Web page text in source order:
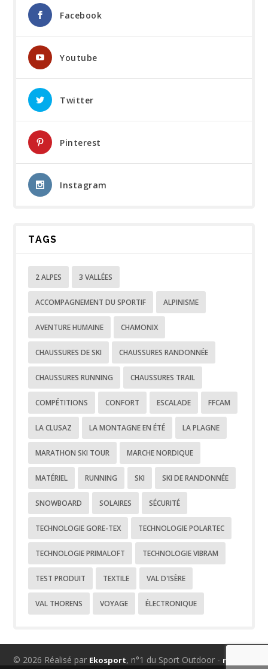
Facebook
Youtube
Twitter
Pinterest
Instagram
TAGS
2 ALPES 3 VALLÉES
ACCOMPAGNEMENT DU SPORTIF ALPINISME
AVENTURE HUMAINE CHAMONIX
CHAUSSURES DE SKI CHAUSSURES RANDONNÉE
CHAUSSURES RUNNING CHAUSSURES TRAIL
COMPÉTITIONS CONFORT ESCALADE FFCAM
LA CLUSAZ LA MONTAGNE EN ÉTÉ LA PLAGNE
MARATHON SKI TOUR MARCHE NORDIQUE
MATÉRIEL RUNNING SKI SKI DE RANDONNÉE
SNOWBOARD SOLAIRES SÉCURITÉ
TECHNOLOGIE GORE-TEX TECHNOLOGIE POLARTEC
TECHNOLOGIE PRIMALOFT TECHNOLOGIE VIBRAM
TEST PRODUIT TEXTILE VAL D'ISÈRE
VAL THORENS VOYAGE ÉLECTRONIQUE
© 2026 Réalisé par Ekosport, n°1 du Sport Outdoor - nous